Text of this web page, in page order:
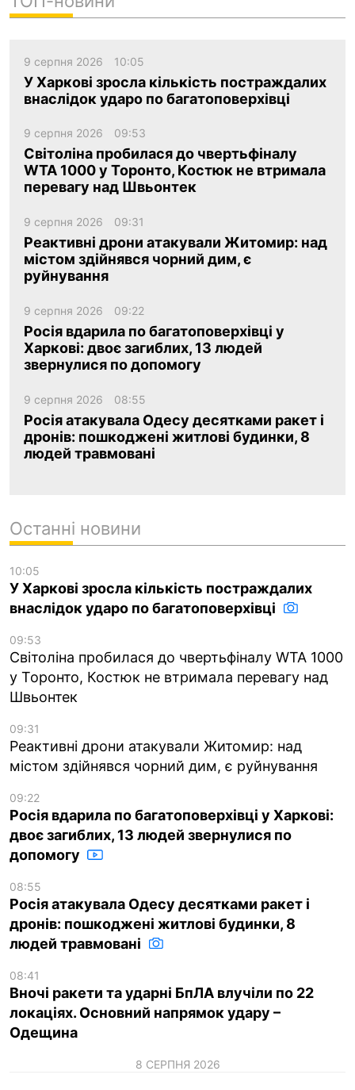
9 серпня 2026 10:05
У Харкові зросла кількість постраждалих
внаслідок ударо по багатоповерхівці
9 серпня 2026 09:53
Світоліна пробилася до чвертьфіналу
WTA 1000 у Торонто, Костюк не втримала
перевагу над Швьонтек
9 серпня 2026 09:31
Реактивні дрони атакували Житомир: над
містом здійнявся чорний дим, є
руйнування
9 серпня 2026 09:22
Росія вдарила по багатоповерхівці у
Харкові: двоє загиблих, 13 людей
звернулися по допомогу
9 серпня 2026 08:55
Росія атакувала Одесу десятками ракет і
дронів: пошкоджені житлові будинки, 8
людей травмовані
Останні новини
10:05
У Харкові зросла кількість постраждалих
внаслідок ударо по багатоповерхівці
09:53
Світоліна пробилася до чвертьфіналу WTA 1000
у Торонто, Костюк не втримала перевагу над
Швьонтек
09:31
Реактивні дрони атакували Житомир: над
містом здійнявся чорний дим, є руйнування
09:22
Росія вдарила по багатоповерхівці у Харкові:
двоє загиблих, 13 людей звернулися по
допомогу
08:55
Росія атакувала Одесу десятками ракет і
дронів: пошкоджені житлові будинки, 8
людей травмовані
08:41
Вночі ракети та ударні БпЛА влучіли по 22
локаціях. Основний напрямок удару –
Одещина
8 СЕРПНЯ 2026